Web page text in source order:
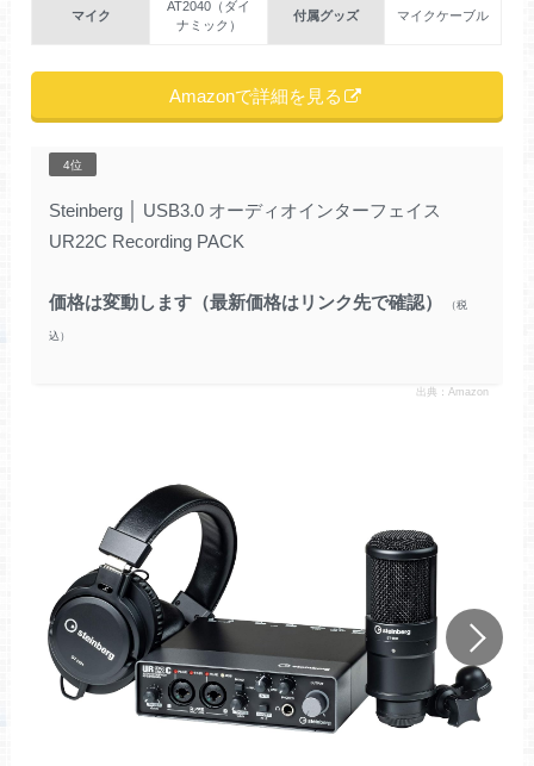
マイク
AT2040（ダイ
ナミック）
付属グッズ マイクケーブル
Amazonで詳細を見る
4位
Steinberg
USB3.0 オーディオインターフェイス
UR22C Recording PACK
価格は変動します（最新価格はリンク先で確認）
出典：Amazon